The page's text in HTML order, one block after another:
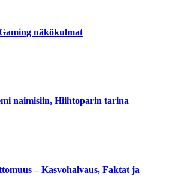
näkökulmat
naimisiin, Hiihtoparin tarina
– Kasvohalvaus, Faktat ja